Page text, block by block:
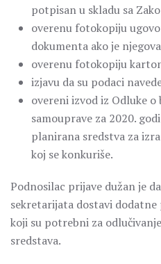
potpisan u skladu sa
overenu fotokopiju
dokumenta ako je
overenu fotokopiju
izjavu da su podaci
overeni izvod iz Odluke
samouprave za 2020.
planirana sredstva za
koj se konkuriše.
Podnosilac prijave dužan je
sekretarijata dostavi
koji su potrebni za
sredstava.